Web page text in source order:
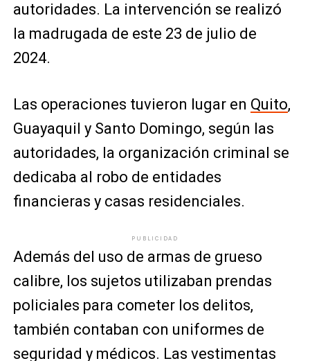
autoridades. La intervención se realizó
la madrugada de este 23 de julio de
2024.
Las operaciones tuvieron lugar en Quito,
Guayaquil y Santo Domingo, según las
autoridades, la organización criminal se
dedicaba al robo de entidades
financieras y casas residenciales.
PUBLICIDAD
Además del uso de armas de grueso
calibre, los sujetos utilizaban prendas
policiales para cometer los delitos,
también contaban con uniformes de
seguridad y médicos. Las vestimentas